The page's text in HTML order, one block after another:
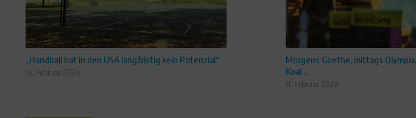
„Handball hat in den USA langfristig kein Potenzial“
16. Februar 2026
Morgens Goethe, mittags
Koal ...
11. Februar 2026